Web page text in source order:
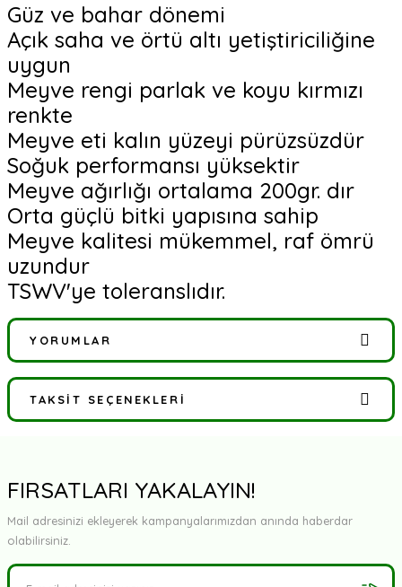
Güz ve bahar dönemi
Açık saha ve örtü altı yetiştiriciliğine
uygun
Meyve rengi parlak ve koyu kırmızı
renkte
Meyve eti kalın yüzeyi pürüzsüzdür
Soğuk performansı yüksektir
Meyve ağırlığı ortalama 200gr. dır
Orta güçlü bitki yapısına sahip
Meyve kalitesi mükemmel, raf ömrü
uzundur
TSWV'ye toleranslıdır.
YORUMLAR
Bu ürüne ilk yorumu siz yapın!
TAKSIT SEÇENEKLERI
FIRSATLARI YAKALAYIN!
Mail adresinizi ekleyerek kampanyalarımızdan anında haberdar
olabilirsiniz.